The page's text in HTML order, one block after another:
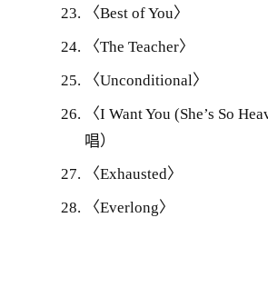
〈Best of You〉
〈The Teacher〉
〈Unconditional〉
〈I Want You (She’s So
唱）
〈Exhausted〉
〈Everlong〉